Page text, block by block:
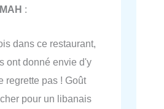
:
dans ce restaurant,
ont donné envie d'y
regrette pas ! Goût
pour un libanais